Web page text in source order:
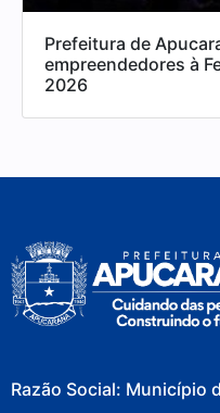
Prefeitura de
empreendedores à
2026
Razão Social: Município